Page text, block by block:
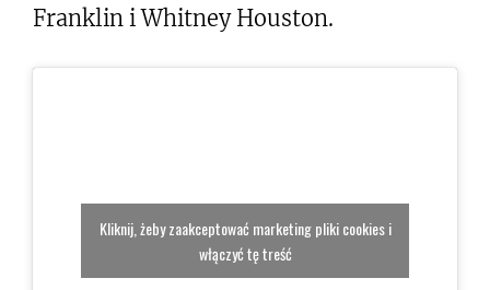
Franklin i Whitney Houston.
Kliknij, żeby zaakceptować marketing pliki cookies i
włączyć tę treść